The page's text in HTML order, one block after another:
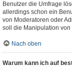
Benutzer die Umfrage
allerdings schon ein
von Moderatoren oder
soll die Manipulation
Nach oben
Warum kann ich auf